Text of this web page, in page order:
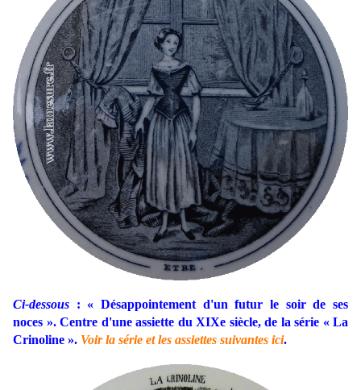
Ci-dessous : « Désappointement d'un futur le soir de ses
noces ». Centre d'une assiette du XIXe siècle, de la série « La
Crinoline ». Voir la série et les assiettes suivantes ici.